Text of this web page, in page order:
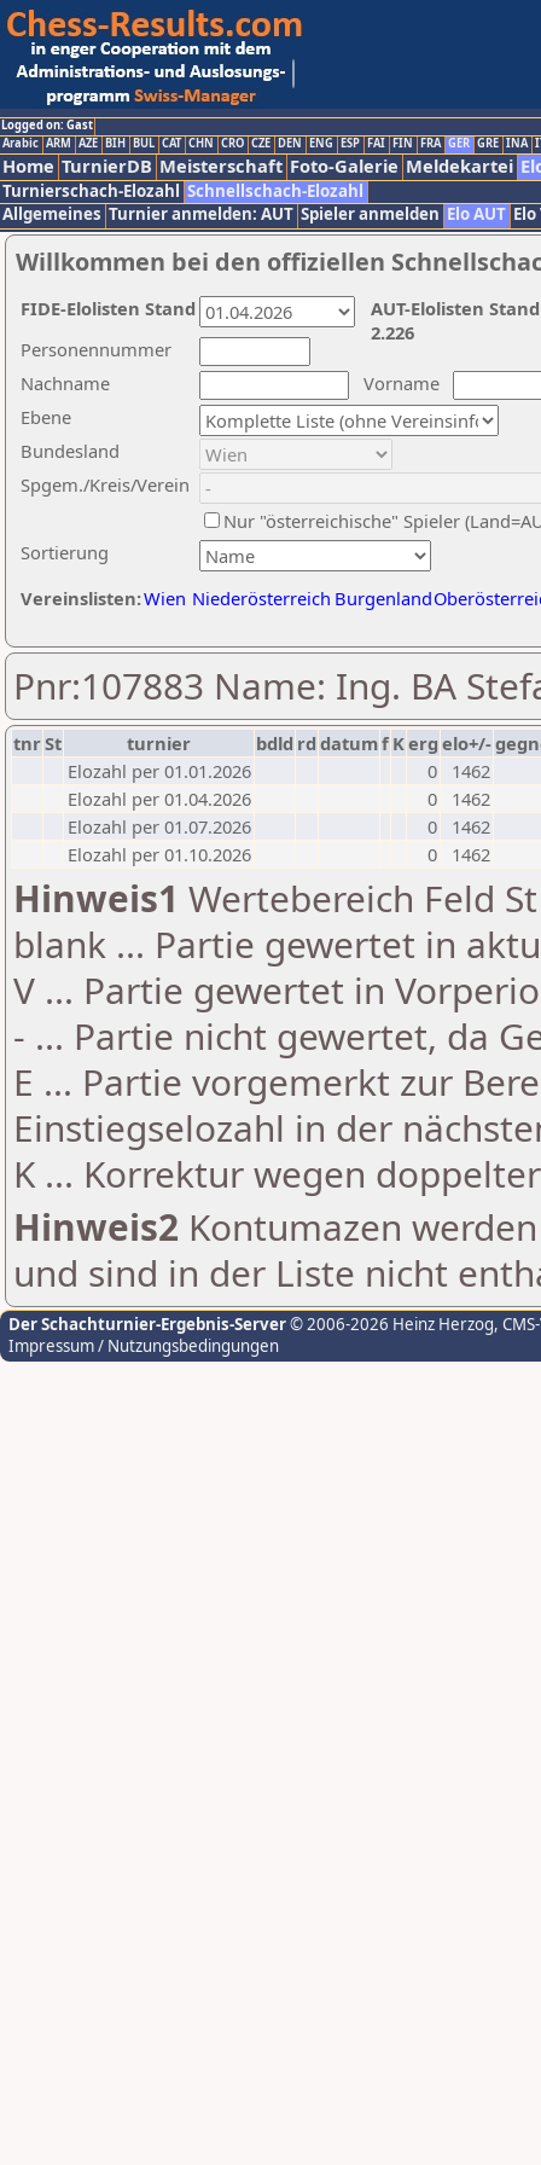
Logged on: Gast
Arabic ARM AZE BIH BUL CAT CHN CRO CZE DEN ENG ESP FAI FIN FRA GER GRE INA
Home TurnierDB Meisterschaft Foto-Galerie Meldekartei
Turnierschach-Elozahl Schnellschach-Elozahl
Allgemeines Turnier anmelden: AUT Spieler anmelden Elo AUT
Willkommen bei den offiziellen
Nachname
Vorname
Ebene
Sortierung
Personennummer
Bundesland
Spgem./Kreis/Verein
Nur "österreichische" Spieler
Vereinslisten:Wien Niederösterreich Burgenland
AUT-Elolisten
2.226
FIDE-Elolisten Stand
Pnr:107883 Name: Ing. BA
tnrSt turnier bdld rd datumf Kerg elo+/-
Elozahl per 01.01.2026
0
1462
Elozahl per 01.04.2026
0
1462
Elozahl per 01.07.2026
0
1462
Elozahl per 01.10.2026
0 1462
Hinweis1 Wertebereich Feld
blank ... Partie gewertet in
V ... Partie gewertet in
- ... Partie nicht gewertet, da
E ... Partie vorgemerkt zur
Einstiegselozahl in der
K ... Korrektur wegen
Hinweis2 Kontumazen
und sind in der Liste nicht
Der Schachturnier-Ergebnis-Server© 2006-2026 Heinz Herzog,
Impressum / Nutzungsbedingungen